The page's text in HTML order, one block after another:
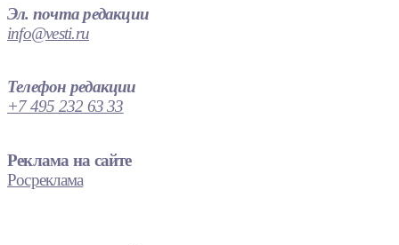
Эл. почта редакции
info@vesti.ru
Телефон редакции
+7 495 232 63 33
Реклама на сайте
Росреклама